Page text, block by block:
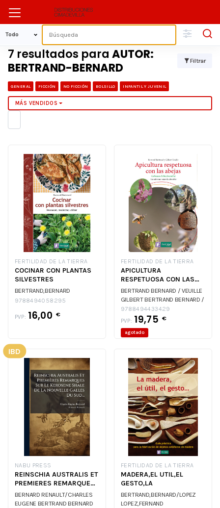
7 resultados para AUTOR:
BERTRAND-BERNARD
Filtrar
GENERAL FICCIÓN NO FICCIÓN BOLSILLO INFANTIL Y JUVENIL
MÁS VENDIDOS
FERTILIDAD DE LA TIERRA
COCINAR CON PLANTAS
SILVESTRES
BERTRAND,BERNARD
9788494058295
PVP: 16,00 €
FERTILIDAD DE LA TIERRA
APICULTURA
RESPETUOSA CON LAS
ABEJAS
BERTRAND BERNARD / VEUILLE
GILBERT BERTRAND BERNARD /
VEUILLE GILBERT
9788494433429
PVP: 19,75 €
agotado
IBD
NABU PRESS
REINSCHIA AUSTRALIS ET
PREMIERES REMARQUES
SUR LE KEROSENE S
BERNARD RENAULT/CHARLES
EUGENE BERTRAND BERNARD
FERTILIDAD DE LA TIERRA
MADERA,EL UTIL,EL
GESTO,LA
BERTRAND,BERNARD/LOPEZ
LOPEZ,FERNAND